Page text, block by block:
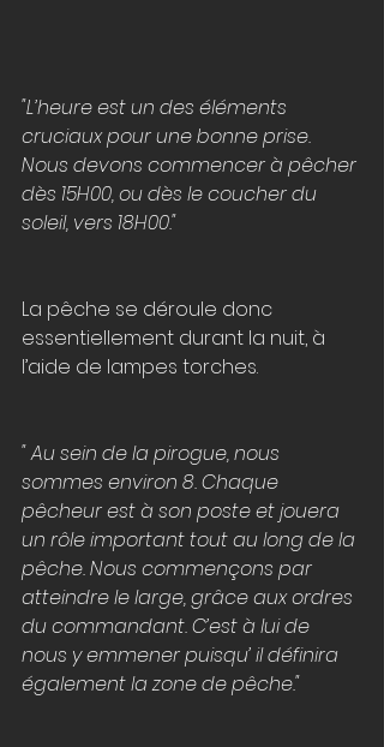
"L’heure est un des éléments
cruciaux pour une bonne prise.
Nous devons commencer à pêcher
dès 15H00, ou dès le coucher du
soleil, vers 18H00."
La pêche se déroule donc
essentiellement durant la nuit, à
l’aide de lampes torches.
" Au sein de la pirogue, nous
sommes environ 8. Chaque
pêcheur est à son poste et jouera
un rôle important tout au long de la
pêche. Nous commençons par
atteindre le large, grâce aux ordres
du commandant. C’est à lui de
nous y emmener puisqu’ il définira
également la zone de pêche."